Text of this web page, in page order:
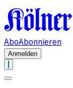
AboAbonnieren
Anmelden